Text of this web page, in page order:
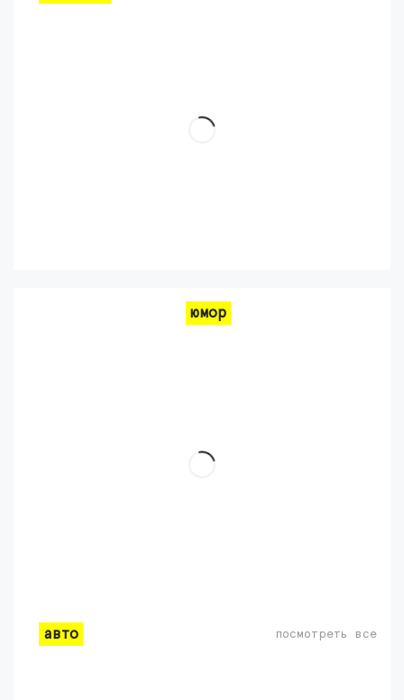
юмор
авто посмотреть все